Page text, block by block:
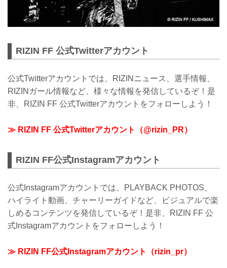
RIZIN FF 公式Twitterアカウント
公式Twitterアカウントでは、RIZINニュース、選手情報、
RIZINガール情報など、様々な情報を発信しているぞ！是
非、RIZIN FF 公式Twitterアカウントをフォローしよう！
≫ RIZIN FF 公式Twitterアカウント（@rizin_PR）
RIZIN FF公式Instagramアカウント
公式Instagramアカウントでは、PLAYBACK PHOTOS、
ハイライト動画、チャーリーガイドなど、ビジュアルで楽
しめるコンテンツを発信しているぞ！是非、RIZIN FF 公
式Instagramアカウントをフォローしよう！
≫ RIZIN FF公式Instagramアカウント（rizin_pr）